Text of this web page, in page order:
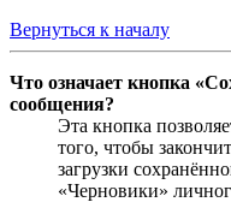
Вернуться к началу
Что означает кнопка
сообщения?
Эта кнопка
того, чтобы
загрузки
«Черновики»